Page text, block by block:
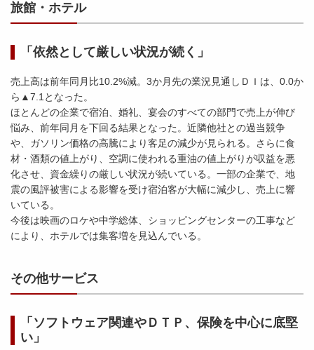
旅館・ホテル
「依然として厳しい状況が続く」
売上高は前年同月比10.2%減。3か月先の業況見通しＤＩは、0.0か
ら▲7.1となった。
ほとんどの企業で宿泊、婚礼、宴会のすべての部門で売上が伸び
悩み、前年同月を下回る結果となった。近隣他社との過当競争
や、ガソリン価格の高騰により客足の減少が見られる。さらに食
材・酒類の値上がり、空調に使われる重油の値上がりが収益を悪
化させ、資金繰りの厳しい状況が続いている。一部の企業で、地
震の風評被害による影響を受け宿泊客が大幅に減少し、売上に響
いている。
今後は映画のロケや中学総体、ショッピングセンターの工事など
により、ホテルでは集客増を見込んでいる。
その他サービス
「ソフトウェア関連やＤＴＰ、保険を中心に底堅
い」